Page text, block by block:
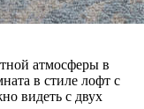
атмосферы в
в стиле лофт с
видеть с двух